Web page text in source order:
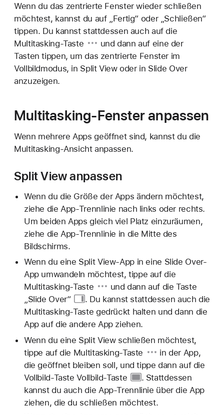
Wenn du das zentrierte Fenster wieder schließen
möchtest, kannst du auf „Fertig“ oder „Schließen“
tippen. Du kannst stattdessen auch auf die
Multitasking-Taste
und dann auf eine der
Tasten tippen, um das zentrierte Fenster im
Vollbildmodus, in Split View oder in Slide Over
anzuzeigen.
Multitasking-Fenster anpassen
Wenn mehrere Apps geöffnet sind, kannst du die
Multitasking-Ansicht anpassen.
Split View anpassen
Wenn du die Größe der Apps ändern möchtest,
ziehe die App-Trennlinie nach links oder rechts.
Um beiden Apps gleich viel Platz einzuräumen,
ziehe die App-Trennlinie in die Mitte des
Bildschirms.
Wenn du eine Split View-App in eine Slide Over-
App umwandeln möchtest, tippe auf die
Multitasking-Taste
und dann auf dieTaste
„Slide Over“
. Du kannst stattdessen auch die
Multitasking-Taste gedrückt halten und dann die
App auf die andere App ziehen.
Wenn du eine Split View schließen möchtest,
tippe auf die Multitasking-Taste
in der App,
die geöffnet bleiben soll, und tippe dann auf die
Vollbild-TasteVollbild-Taste
. Stattdessen
kannst du auch die App-Trennlinie über die App
ziehen, die du schließen möchtest.